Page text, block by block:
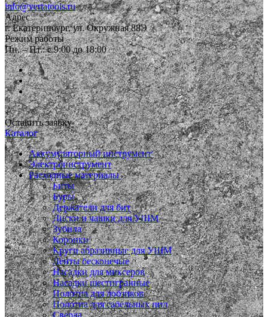
info@vertatools.ru
Адрес
г. Екатеринбург, ул. Окружная 88Э
Режим работы
Пн. – Пт.: с 9:00 до 18:00
Оставить заявку
Каталог
Аккумуляторный инструмент
Электроинструмент
Расходные материалы
Биты
Буры
Держатели для бит
Диски и чашки для УШМ
Зубила
Коронки
Круги абразивные для УШМ
Ленты бесконечые
Насадки для миксеров
Насадки шестигранные
Полотна для лобзиков
Полотна для сабельных пил
Сверла